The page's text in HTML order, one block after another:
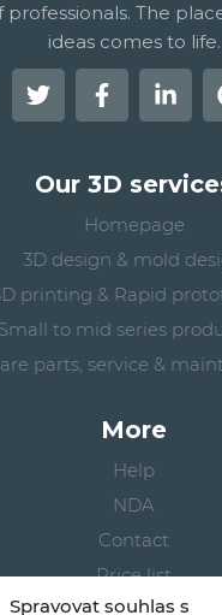
Spravovat souhlas s
professionals. The
ideas comes to life.
Our 3D
Homepage
3D design & mold
printing & Rapid
Small to mid series
parts, service &
More
Help
NDA
Contact
Price list
Cookies